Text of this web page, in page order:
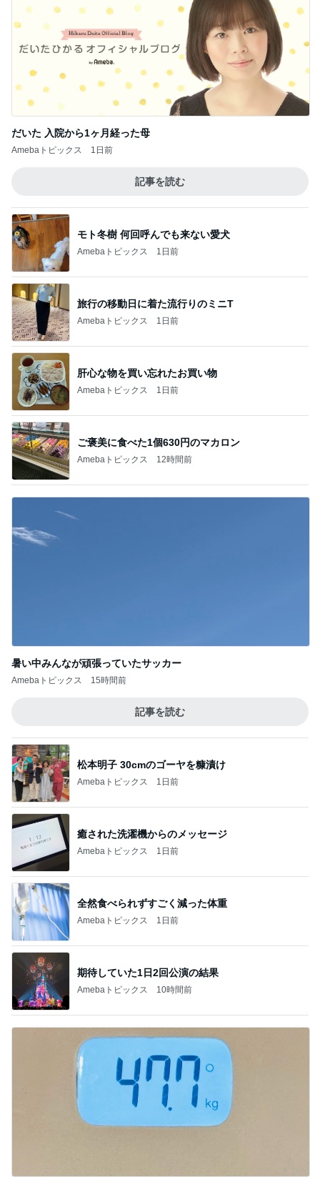
だいた 入院から1ヶ月経った母
Amebaトピックス 1日前
記事を読む
モト冬樹 何回呼んでも来ない愛犬
Amebaトピックス 1日前
旅行の移動日に着た流行りのミニT
Amebaトピックス 1日前
肝心な物を買い忘れたお買い物
Amebaトピックス 1日前
ご褒美に食べた1個630円のマカロン
Amebaトピックス 12時間前
暑い中みんなが頑張っていたサッカー
Amebaトピックス 15時間前
記事を読む
松本明子 30cmのゴーヤを糠漬け
Amebaトピックス 1日前
癒された洗濯機からのメッセージ
Amebaトピックス 1日前
全然食べられずすごく減った体重
Amebaトピックス 1日前
期待していた1日2回公演の結果
Amebaトピックス 10時間前